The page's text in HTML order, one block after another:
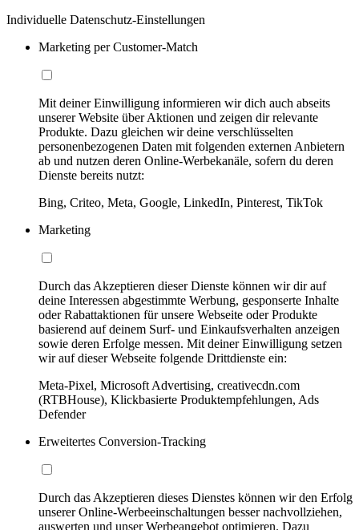
Individuelle Datenschutz-Einstellungen
Marketing per Customer-Match
Mit deiner Einwilligung informieren wir dich auch abseits
unserer Website über Aktionen und zeigen dir relevante
Produkte. Dazu gleichen wir deine verschlüsselten
personenbezogenen Daten mit folgenden externen Anbietern
ab und nutzen deren Online-Werbekanäle, sofern du deren
Dienste bereits nutzt:
Bing, Criteo, Meta, Google, LinkedIn, Pinterest, TikTok
Marketing
Durch das Akzeptieren dieser Dienste können wir dir auf
deine Interessen abgestimmte Werbung, gesponserte Inhalte
oder Rabattaktionen für unsere Webseite oder Produkte
basierend auf deinem Surf- und Einkaufsverhalten anzeigen
sowie deren Erfolge messen. Mit deiner Einwilligung setzen
wir auf dieser Webseite folgende Drittdienste ein:
Meta-Pixel, Microsoft Advertising, creativecdn.com
(RTBHouse), Klickbasierte Produktempfehlungen, Ads
Defender
Erweitertes Conversion-Tracking
Durch das Akzeptieren dieses Dienstes können wir den Erfolg
unserer Online-Werbeeinschaltungen besser nachvollziehen,
auswerten und unser Werbeangebot optimieren. Dazu